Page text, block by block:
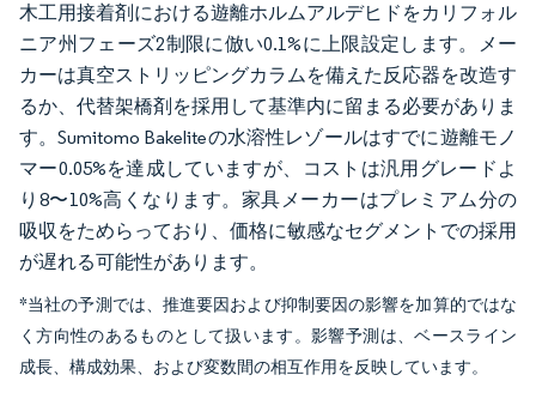
木工用接着剤における遊離ホルムアルデヒドをカリフォル
ニア州フェーズ2制限に倣い0.1%に上限設定します。メー
カーは真空ストリッピングカラムを備えた反応器を改造す
るか、代替架橋剤を採用して基準内に留まる必要がありま
す。Sumitomo Bakeliteの水溶性レゾールはすでに遊離モノ
マー0.05%を達成していますが、コストは汎用グレードよ
り8〜10%高くなります。家具メーカーはプレミアム分の
吸収をためらっており、価格に敏感なセグメントでの採用
が遅れる可能性があります。
*当社の予測では、推進要因および抑制要因の影響を加算的ではな
く方向性のあるものとして扱います。影響予測は、ベースライン
成長、構成効果、および変数間の相互作用を反映しています。